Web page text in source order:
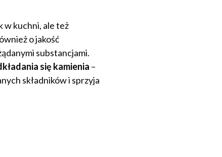
w kuchni, ale też
o jakość
substancjami.
się kamienia –
składników i sprzyja